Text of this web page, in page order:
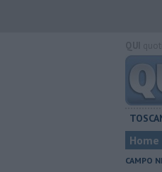
Home
CAMPO